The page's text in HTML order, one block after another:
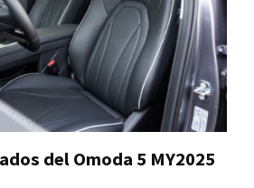
del Omoda 5 MY2025